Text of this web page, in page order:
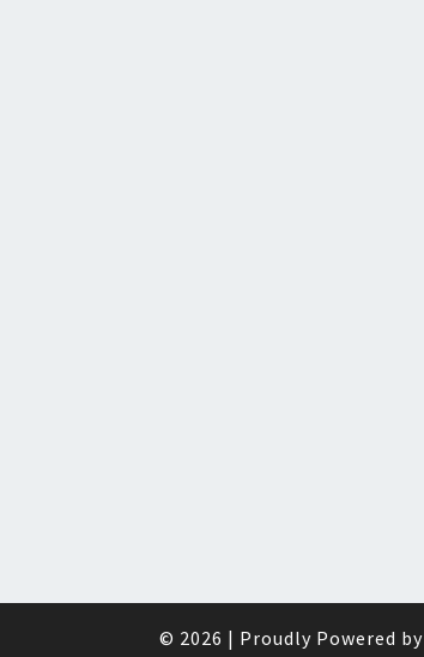
© 2026 | Proudly Powered by